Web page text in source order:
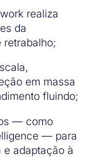
realiza
da
retrabalho;
em massa
fluindo;
— como
— para
adaptação à